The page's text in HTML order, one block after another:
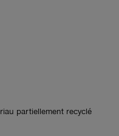
partiellement recyclé